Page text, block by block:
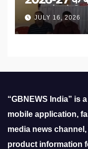
प्रस्तावों को
JULY 16, 2026
“GBNEWS India” is
mobile application,
media news
product information